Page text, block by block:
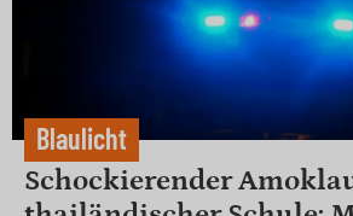
Blaulicht
Schockierender